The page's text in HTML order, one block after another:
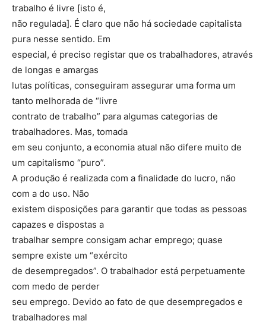
trabalho é livre [isto é,
não regulada]. É claro que não há sociedade capitalista
pura nesse sentido. Em
especial, é preciso registar que os trabalhadores, através
de longas e amargas
lutas políticas, conseguiram assegurar uma forma um
tanto melhorada de “livre
contrato de trabalho” para algumas categorias de
trabalhadores. Mas, tomada
em seu conjunto, a economia atual não difere muito de
um capitalismo “puro”.
A produção é realizada com a finalidade do lucro, não
com a do uso. Não
existem disposições para garantir que todas as pessoas
capazes e dispostas a
trabalhar sempre consigam achar emprego; quase
sempre existe um “exército
de desempregados”. O trabalhador está perpetuamente
com medo de perder
seu emprego. Devido ao fato de que desempregados e
trabalhadores mal